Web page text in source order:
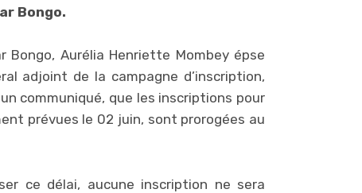
Bongo.
Bongo, Aurélia Henriette Mombey épse
adjoint de la campagne d’inscription,
communiqué, que les inscriptions pour
prévues le 02 juin, sont prorogées au
ce délai, aucune inscription ne sera